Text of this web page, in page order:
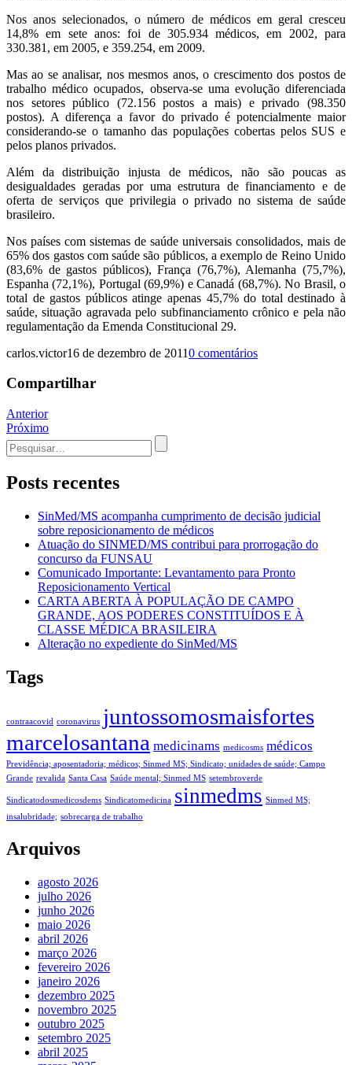
Nos anos selecionados, o número de médicos em geral cresceu
14,8% em sete anos: foi de 305.934 médicos, em 2002, para
330.381, em 2005, e 359.254, em 2009.
Mas ao se analisar, nos mesmos anos, o crescimento dos postos de
trabalho médico ocupados, observa-se uma evolução diferenciada
nos setores público (72.156 postos a mais) e privado (98.350
postos). A diferença a favor do privado é potencialmente maior
considerando-se o tamanho das populações cobertas pelos SUS e
pelos planos privados.
Além da distribuição injusta de médicos, não são poucas as
desigualdades geradas por uma estrutura de financiamento e de
oferta de serviços que privilegia o privado no sistema de saúde
brasileiro.
Nos países com sistemas de saúde universais consolidados, mais de
65% dos gastos com saúde são públicos, a exemplo de Reino Unido
(83,6% de gastos públicos), França (76,7%), Alemanha (75,7%),
Espanha (72,1%), Portugal (69,9%) e Canadá (68,7%). No Brasil, o
total de gastos públicos atinge apenas 45,7% do total destinado à
saúde, situação agravada pelo subfinanciamento crônico e pela não
regulamentação da Emenda Constitucional 29.
carlos.victor16 de dezembro de 20110 comentários
Compartilhar
Navegação
de
Post
Anterior
Próximo
Procurar
por:
Posts recentes
SinMed/MS acompanha cumprimento de decisão judicial
sobre reposicionamento de médicos
Atuação do SINMED/MS contribui para prorrogação do
concurso da FUNSAU
Comunicado Importante: Levantamento para Pronto
Reposicionamento Vertical
CARTA ABERTA À POPULAÇÃO DE CAMPO
GRANDE, AOS PODERES CONSTITUÍDOS E À
CLASSE MÉDICA BRASILEIRA
Alteração no expediente do SinMed/MS
Tags
contraacovid coronavirus juntossomosmaisfortes
marcelosantana medicinams medicosms médicos
Previdência; aposentadoria; médicos; Sinmed MS; Sindicato; unidades de saúde; Campo
Grande revalida Santa Casa Saúde mental; Sinmed MS setembroverde
Sindicatodosmedicosdems Sindicatomedicina sinmedms Sinmed MS;
insalubridade; sobrecarga de trabalho
Arquivos
agosto 2026
julho 2026
junho 2026
maio 2026
abril 2026
março 2026
fevereiro 2026
janeiro 2026
dezembro 2025
novembro 2025
outubro 2025
setembro 2025
abril 2025